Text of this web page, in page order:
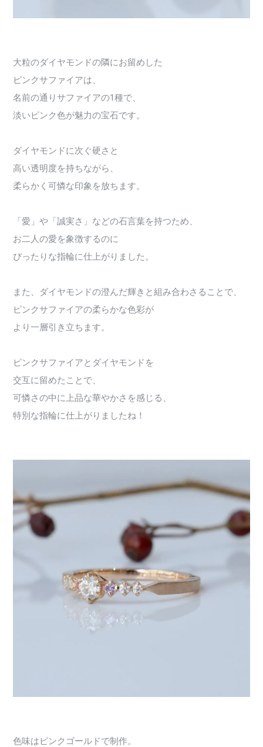
大粒のダイヤモンドの隣にお留めした
ピンクサファイアは、
名前の通りサファイアの1種で、
淡いピンク色が魅力の宝石です。
ダイヤモンドに次ぐ硬さと
高い透明度を持ちながら、
柔らかく可憐な印象を放ちます。
「愛」や「誠実さ」などの石言葉を持つため、
お二人の愛を象徴するのに
ぴったりな指輪に仕上がりました。
また、ダイヤモンドの澄んだ輝きと組み合わさることで、
ピンクサファイアの柔らかな色彩が
より一層引き立ちます。
ピンクサファイアとダイヤモンドを
交互に留めたことで、
可憐さの中に上品な華やかさを感じる、
特別な指輪に仕上がりましたね！
色味はピンクゴールドで制作。